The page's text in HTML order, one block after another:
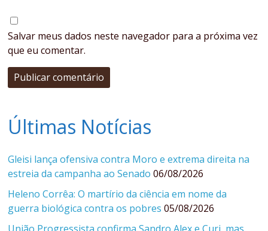
Salvar meus dados neste navegador para a próxima vez
que eu comentar.
Últimas Notícias
Gleisi lança ofensiva contra Moro e extrema direita na
estreia da campanha ao Senado 06/08/2026
Heleno Corrêa: O martírio da ciência em nome da
guerra biológica contra os pobres 05/08/2026